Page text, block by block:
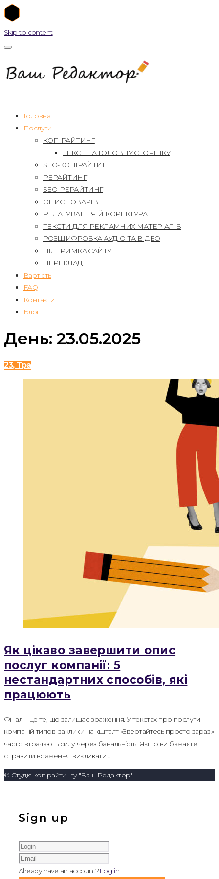
Skip to content
Головна
Послуги
КОПІРАЙТИНГ
ТЕКСТ НА ГОЛОВНУ СТОРІНКУ
SEO-КОПІРАЙТИНГ
РЕРАЙТИНГ
SEO-РЕРАЙТИНГ
ОПИС ТОВАРІВ
РЕДАГУВАННЯ Й КОРЕКТУРА
ТЕКСТИ ДЛЯ РЕКЛАМНИХ МАТЕРІАЛІВ
РОЗШИФРОВКА АУДІО ТА ВІДЕО
ПІДТРИМКА САЙТУ
ПЕРЕКЛАД
Вартість
FAQ
Контакти
Блог
День: 23.05.2025
23, Тра
Як цікаво завершити опис
послуг компанії: 5
нестандартних способів, які
працюють
Фінал – це те, що залишає враження. У текстах про послуги
компаній типові заклики на кшталт «Звертайтесь просто зараз!»
часто втрачають силу через банальність. Якщо ви бажаєте
справити враження, викликати…
© Студія копірайтингу "Ваш Редактор"
Sign up
Already have an account?Log in